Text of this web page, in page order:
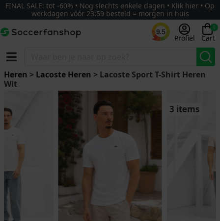
FINAL SALE: tot -60% • Nog slechts enkele dagen • Klik hier • Op
werkdagen vóór 23:59 besteld = morgen in huis
9.5
Profiel
0
Cart
Heren > Lacoste Heren > Lacoste Sport T-Shirt Heren
Wit
3 items